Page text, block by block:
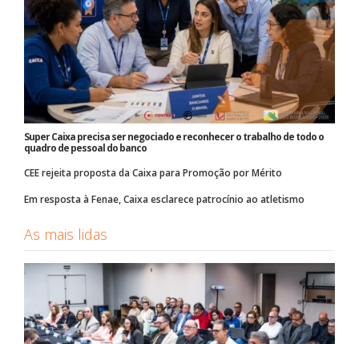
Super Caixa precisa ser negociado e reconhecer o trabalho de todo o
quadro de pessoal do banco
CEE rejeita proposta da Caixa para Promoção por Mérito
Em resposta à Fenae, Caixa esclarece patrocínio ao atletismo
As mais lidas